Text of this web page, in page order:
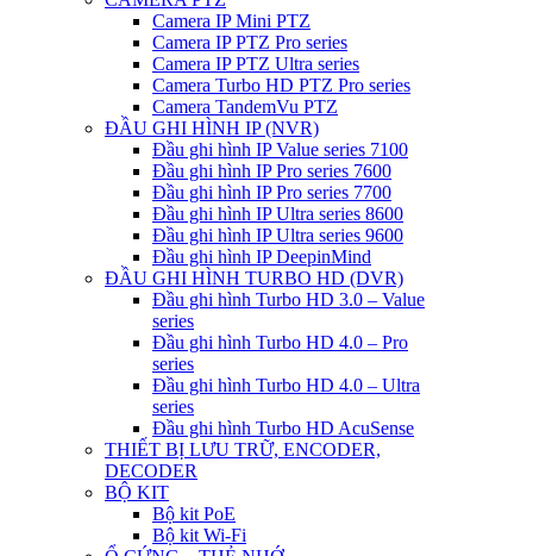
Camera IP Mini PTZ
Camera IP PTZ Pro series
Camera IP PTZ Ultra series
Camera Turbo HD PTZ Pro series
Camera TandemVu PTZ
ĐẦU GHI HÌNH IP (NVR)
Đầu ghi hình IP Value series 7100
Đầu ghi hình IP Pro series 7600
Đầu ghi hình IP Pro series 7700
Đầu ghi hình IP Ultra series 8600
Đầu ghi hình IP Ultra series 9600
Đầu ghi hình IP DeepinMind
ĐẦU GHI HÌNH TURBO HD (DVR)
Đầu ghi hình Turbo HD 3.0 – Value
series
Đầu ghi hình Turbo HD 4.0 – Pro
series
Đầu ghi hình Turbo HD 4.0 – Ultra
series
Đầu ghi hình Turbo HD AcuSense
THIẾT BỊ LƯU TRỮ, ENCODER,
DECODER
BỘ KIT
Bộ kit PoE
Bộ kit Wi-Fi